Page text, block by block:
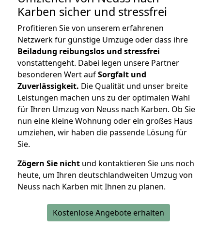
Karben sicher und stressfrei
Profitieren Sie von unserem erfahrenen
Netzwerk für günstige Umzüge oder dass ihre
Beiladung reibungslos und stressfrei
vonstattengeht. Dabei legen unsere Partner
besonderen Wert aufSorgfalt und
Zuverlässigkeit. Die Qualität und unser breite
Leistungen machen uns zu der optimalen Wahl
für Ihren Umzug von Neuss nach Karben. Ob Sie
nun eine kleine Wohnung oder ein großes Haus
umziehen, wir haben die passende Lösung für
Sie.
Zögern Sie nicht und kontaktieren Sie uns noch
heute, um Ihren deutschlandweiten Umzug von
Neuss nach Karben mit Ihnen zu planen.
Kostenlose Angebote erhalten